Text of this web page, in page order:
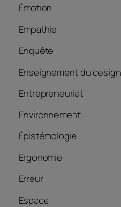
Émotion
Empathie
Enquête
Enseignement du design
Entrepreneuriat
Environnement
Épistémologie
Ergonomie
Erreur
Espace